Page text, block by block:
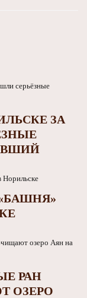
ЗА
РАН
ОЗЕРО